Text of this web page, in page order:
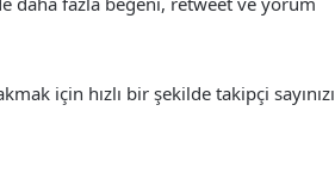
için hızlı bir şekilde takipçi sayınızı